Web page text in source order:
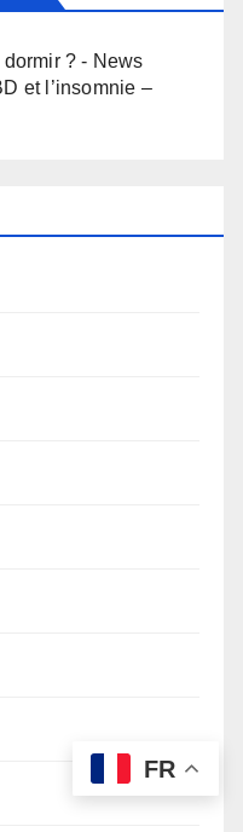
? - News
et l’insomnie –
FR